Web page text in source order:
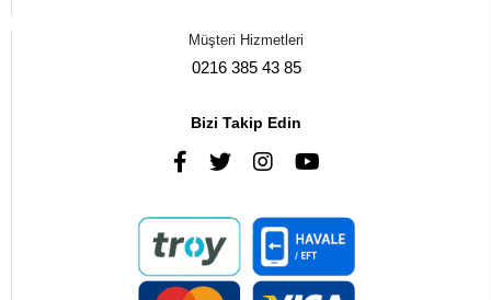
Müşteri Hizmetleri
0216 385 43 85
Bizi Takip Edin